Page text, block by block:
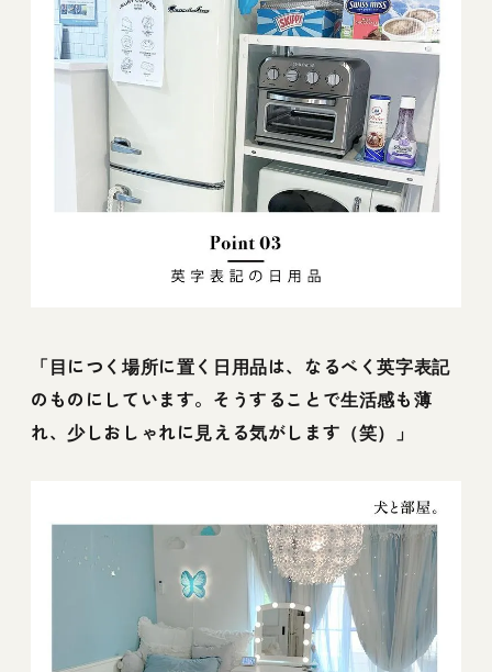
「目につく場所に置く日用品は、なるべく英字表記
のものにしています。そうすることで生活感も薄
れ、少しおしゃれに見える気がします（笑）」